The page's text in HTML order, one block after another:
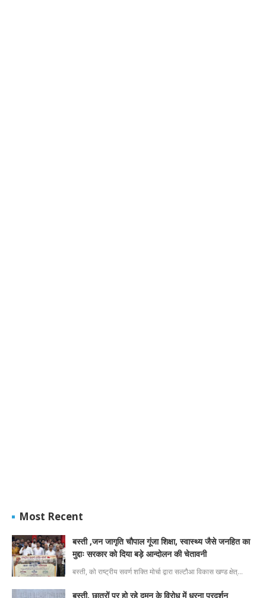
Most Recent
बस्ती ,जन जागृति चौपाल गूंजा शिक्षा, स्वास्थ्य जैसे जनहित का
मुद्दाः सरकार को दिया बड़े आन्दोलन की चेतावनी
बस्ती, को राष्ट्रीय सवर्ण शक्ति मोर्चा द्वारा सल्टौआ विकास खण्ड क्षेत्…
बस्ती, छात्रों पर हो रहे दमन के विरोध में धरना प्रदर्शन